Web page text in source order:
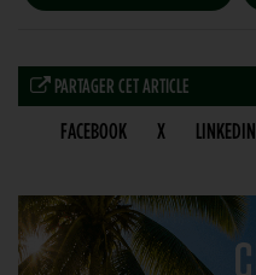
PARTAGER CET ARTICLE
FACEBOOK X LINKEDIN